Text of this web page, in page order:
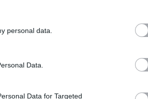
personal data.
Data.
Data for Targeted
Conference League: Μέτρια
κριθεί στη Σόφια για τον